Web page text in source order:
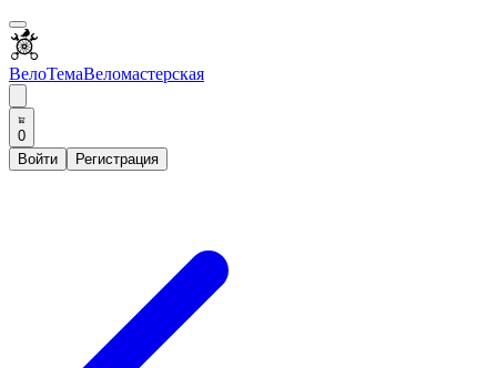
ВелоТемаВеломастерская
0
Войти
Регистрация